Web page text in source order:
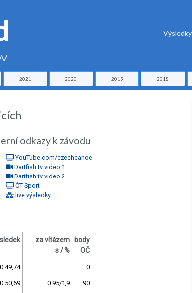
Výsledky
2021 2020 2019 2018
odkazy k závodu
YouTube.com/czechcanoe
Dartfish.tv video 1
Dartfish.tv video 2
ČT Sport
live výsledky
za vítězem
s / %
body
OČ
0
0.95/1,9 90